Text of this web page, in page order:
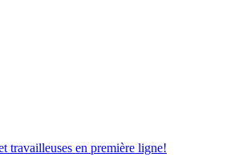
travailleuses en première ligne!